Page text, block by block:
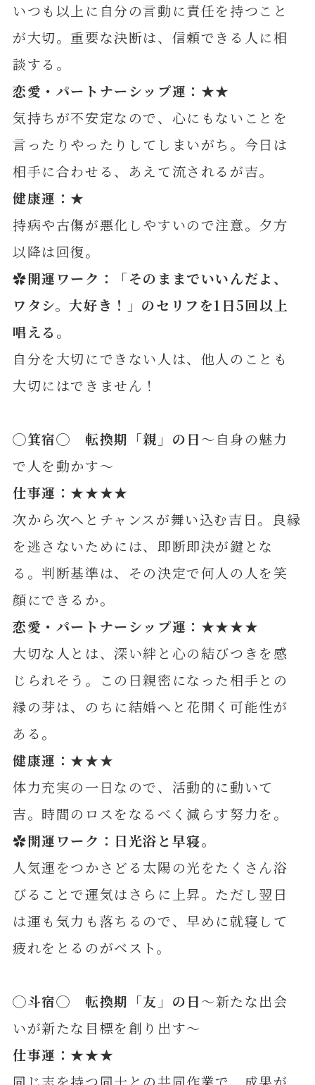
いつも以上に自分の言動に責任を持つこと
が大切。重要な決断は、信頼できる人に相
談する。
恋愛・パートナーシップ運：★★
気持ちが不安定なので、心にもないことを
言ったりやったりしてしまいがち。今日は
相手に合わせる、あえて流されるが吉。
健康運：★
持病や古傷が悪化しやすいので注意。夕方
以降は回復。
✿開運ワーク：「そのままでいいんだよ、
ワタシ。大好き！ 」のセリフを1日5回以上
唱える 。
自分を大切にできない人は、他人のことも
大切にはできません！
◯箕宿◯ 転換期「親」の日～自身の魅力
で人を動かす～
仕事運：★★★★
次から次へとチャンスが舞い込む吉日。良縁
を逃さないためには、即断即決が鍵とな
る。判断基準は、その決定で何人の人を笑
顔にできるか。
恋愛・パートナーシップ運：★★★★
大切な人とは、深い絆と心の結びつきを感
じられそう。この日親密になった相手との
縁の芽は、のちに結婚へと花開く可能性が
ある。
健康運：★★★
体力充実の一日なので、活動的に動いて
吉。時間のロスをなるべく減らす努力を。
✿開運ワーク：日光浴と早寝。
人気運をつかさどる太陽の光をたくさん浴
びることで運気はさらに上昇。ただし翌日
は運も気力も落ちるので、早めに就寝して
疲れをとるのがベスト。
◯斗宿◯ 転換期「友」の日～新たな出会
いが新たな目標を創り出す～
仕事運：★★★